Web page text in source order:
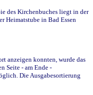
des Kirchenbuches liegt in der
Heimatstube in Bad Essen
anzeigen konnten, wurde das
Seite - am Ende -
Die Ausgabesortierung